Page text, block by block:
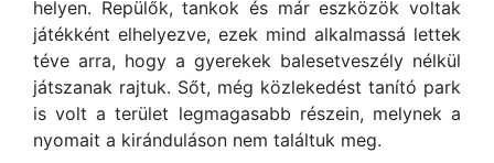
helyen. Repülők, tankok és már eszközök voltak
játékként elhelyezve, ezek mind alkalmassá lettek
téve arra, hogy a gyerekek balesetveszély nélkül
játszanak rajtuk. Sőt, még közlekedést tanító park
is volt a terület legmagasabb részein, melynek a
nyomait a kiránduláson nem találtuk meg.